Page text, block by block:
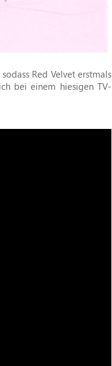
Red Velvet erstmals
bei einem hiesigen TV-